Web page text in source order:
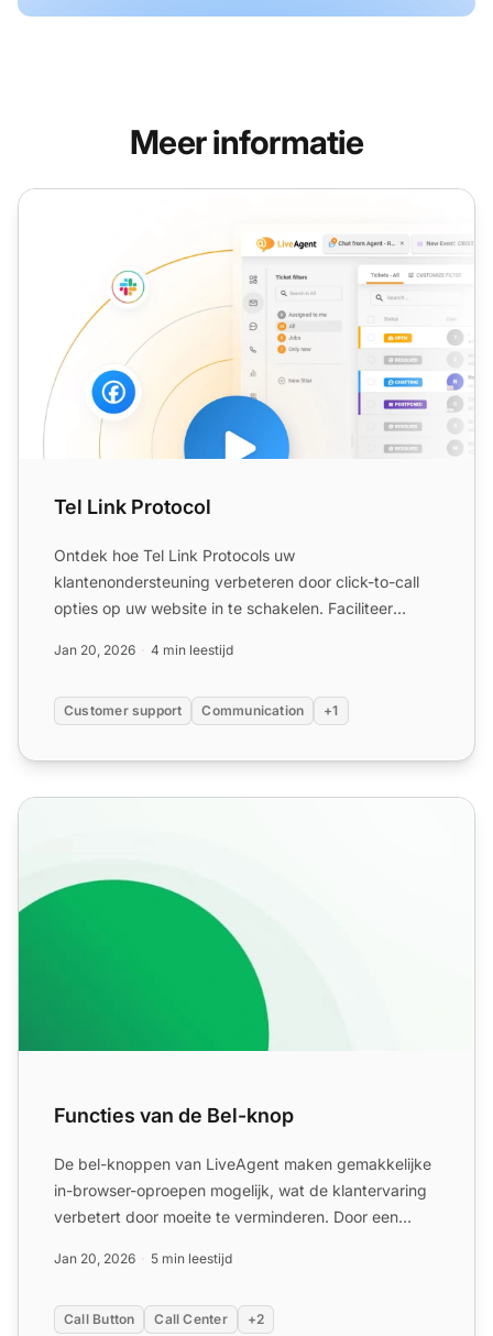
Meer informatie
Tel Link Protocol
Tel Link Protocol
Ontdek hoe Tel Link Protocols uw
klantenondersteuning verbeteren door click-to-call
opties op uw website in te schakelen. Faciliteer
Jan 20, 2026 4 min leestijd
Customer support Communication +1
Functies van de Bel-knop
Functies van de Bel-knop
De bel-knoppen van LiveAgent maken gemakkelijke
in-browser-oproepen mogelijk, wat de klantervaring
verbetert door moeite te verminderen. Door een
Jan 20, 2026 5 min leestijd
Call Button Call Center +2